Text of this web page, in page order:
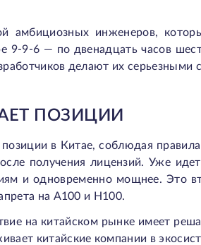
амбициозных инженеров,
9-9-6 — по двенадцать часов
делают их серьезными
ПОЗИЦИИ
позиции в Китае, соблюдая
получения лицензий. Уже
и одновременно мощнее. Это
на A100 и H100.
на китайском рынке имеет
китайские компании в